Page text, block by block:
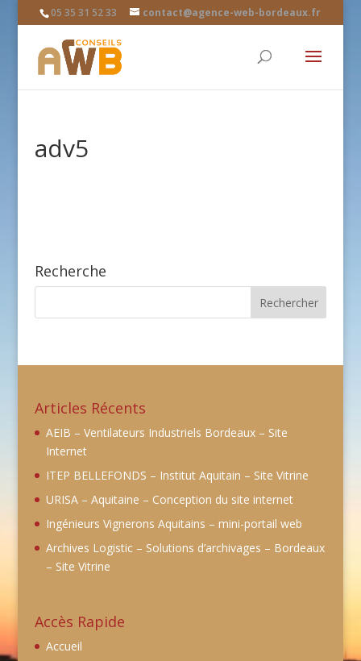
05 35 31 52 33 contact@agence-web-bordeaux.fr
adv5
Recherche
Articles Récents
AEIB – Ventilateurs Industriels Bordeaux – Site
Internet
ITEP BELLEFONDS – Institut Aquitain – Site Vitrine
URISA – Aquitaine – Conception du site internet
Ingénieurs Vignerons Aquitains – mini-portail web
Archives Logistic – Solutions d’archivages – Bordeaux
– Site Vitrine
Accès Rapide
Accueil